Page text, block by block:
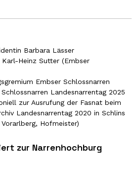
zur Narrenhochburg
Barbara Lässer
Heinz Sutter (Embser
Embser Schlossnarren
Landesnarrentag 2025
zur Ausrufung der Fasnat beim
Landesnarrentag 2020 in Schlins
Hofmeister)